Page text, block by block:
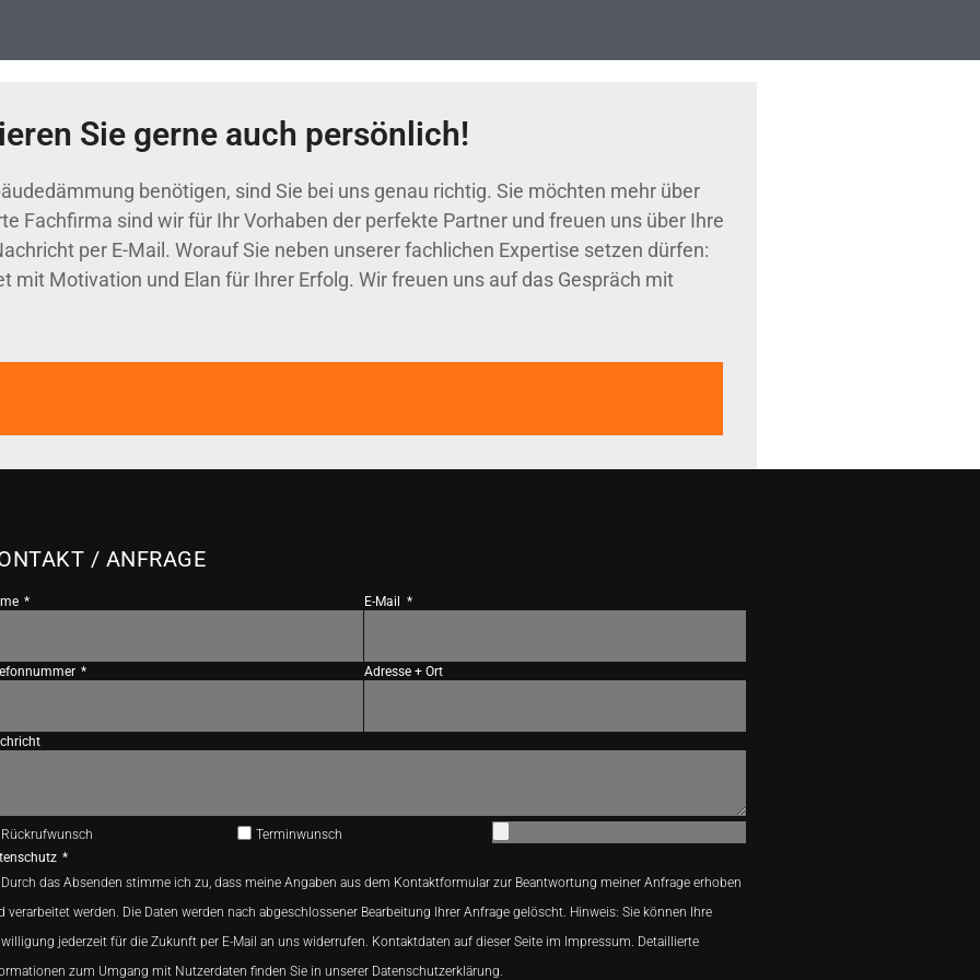
Sie gerne auch persönlich!
benötigen, sind Sie bei uns genau richtig. Sie möchten mehr über
Fachfirma sind wir für Ihr Vorhaben der perfekte Partner und freuen uns über Ihre
per E-Mail. Worauf Sie neben unserer fachlichen Expertise setzen dürfen:
Motivation und Elan für Ihrer Erfolg. Wir freuen uns auf das Gespräch mit
/ ANFRAGE
E-Mail
Adresse + Ort
Rückrufwunsch
Terminwunsch
Durch das Absenden stimme ich zu, dass meine Angaben aus dem Kontaktformular zur Beantwortung meiner Anfrage erhoben
verarbeitet werden. Die Daten werden nach abgeschlossener Bearbeitung Ihrer Anfrage gelöscht. Hinweis: Sie können Ihre
jederzeit für die Zukunft per E-Mail an uns widerrufen. Kontaktdaten auf dieser Seite im Impressum. Detaillierte
zum Umgang mit Nutzerdaten finden Sie in unserer Datenschutzerklärung.